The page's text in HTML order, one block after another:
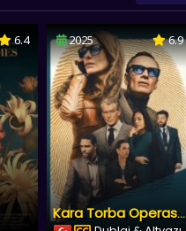
6.4 2025 6.9
Kara Torba Operasyonu